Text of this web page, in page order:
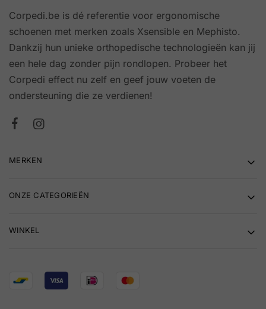
Corpedi.be is dé referentie voor ergonomische
schoenen met merken zoals Xsensible en Mephisto.
Dankzij hun unieke orthopedische technologieën kan jij
een hele dag zonder pijn rondlopen. Probeer het
Corpedi effect nu zelf en geef jouw voeten de
ondersteuning die ze verdienen!
MERKEN
ONZE CATEGORIEËN
WINKEL